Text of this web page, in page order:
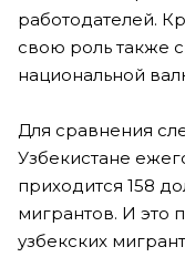
работодателей.
свою роль также
национальной
Для сравнения
Узбекистане
приходится 158
мигрантов. И это
узбекских